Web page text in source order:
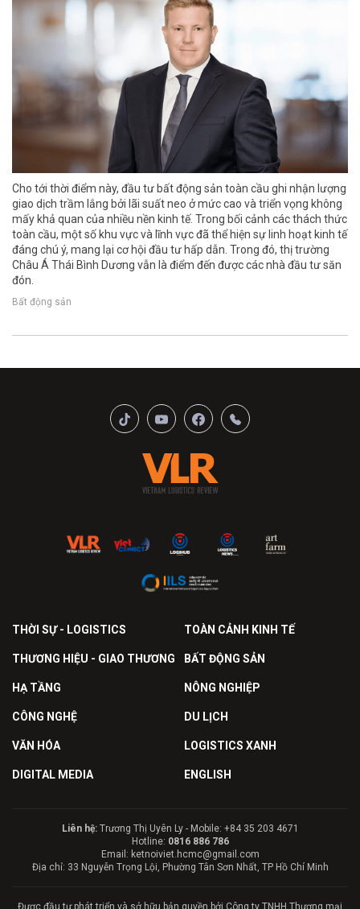
Cho tới thời điểm này, đầu tư bất động sản toàn cầu ghi nhận lượng
giao dịch trầm lắng bởi lãi suất neo ở mức cao và triển vọng không
mấy khả quan của nhiều nền kinh tế. Trong bối cảnh các thách thức
toàn cầu, một số khu vực và lĩnh vực đã thể hiện sự linh hoạt kinh tế
đáng chú ý, mang lại cơ hội đầu tư hấp dẫn. Trong đó, thị trường
Châu Á Thái Bình Dương vẫn là điểm đến được các nhà đầu tư săn
đón.
Bất động sản
THỜI SỰ - LOGISTICS TOÀN CẢNH KINH TẾ
THƯƠNG HIỆU - GIAO THƯƠNG BẤT ĐỘNG SẢN
HẠ TẦNG NÔNG NGHIỆP
CÔNG NGHỆ DU LỊCH
VĂN HÓA LOGISTICS XANH
DIGITAL MEDIA ENGLISH
Liên hệ:Trương Thị Uyên Ly - Mobile: +84 35 203 4671
Hotline: 0816 886 786
Email: ketnoiviet.hcmc@gmail.com
Địa chỉ: 33 Nguyễn Trọng Lội, Phường Tân Sơn Nhất, TP Hồ Chí Minh
Được đầu tư phát triển và sở hữu bản quyền bởi Công ty TNHH Thương mại